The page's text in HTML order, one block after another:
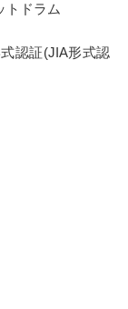
トドラム
認証(JIA形式認